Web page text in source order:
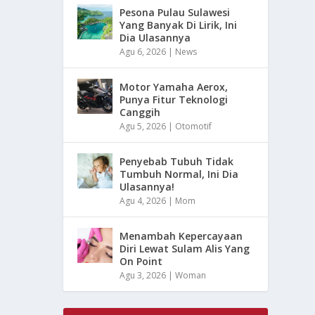
Pesona Pulau Sulawesi
Yang Banyak Di Lirik, Ini
Dia Ulasannya
Agu 6, 2026 | News
Motor Yamaha Aerox,
Punya Fitur Teknologi
Canggih
Agu 5, 2026 | Otomotif
Penyebab Tubuh Tidak
Tumbuh Normal, Ini Dia
Ulasannya!
Agu 4, 2026 | Mom
Menambah Kepercayaan
Diri Lewat Sulam Alis Yang
On Point
Agu 3, 2026 |Woman